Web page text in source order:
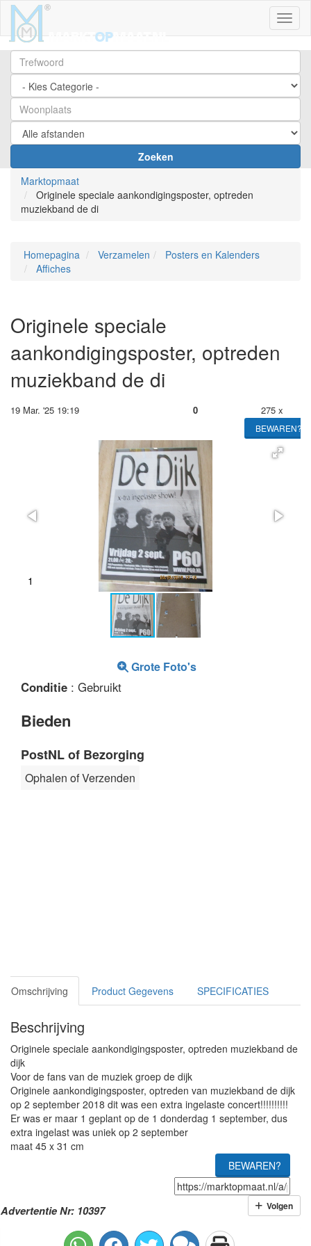
Zoeken
Marktopmaat
Originele speciale aankondigingsposter, optreden
muziekband de di
Homepagina Verzamelen
Posters en Kalenders
Affiches
Originele speciale
aankondigingsposter, optreden
muziekband de di
19 Mar. '25 19:19 0 275 x
BEWAREN?
12
Grote Foto's
Conditie : Gebruikt
Bieden
PostNL of Bezorging
Ophalen of Verzenden
Omschrijving Product Gegevens SPECIFICATIES
Beschrijving
Originele speciale aankondigingsposter, optreden muziekband de
dijk
Voor de fans van de muziek groep de dijk
Originele aankondigingsposter, optreden van muziekband de dijk
op 2 september 2018 dit was een extra ingelaste concert!!!!!!!!!!
Er was er maar 1 geplant op de 1 donderdag 1 september, dus
extra ingelast was uniek op 2 september
maat 45 x 31 cm
BEWAREN?
Advertentie Nr: 10397 Volgen